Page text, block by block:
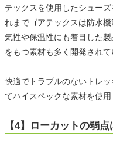
テックスを使用したシュー
れまでゴアテックスは防水
気性や保温性にも着目した
をもつ素材も多く開発されて
快適でトラブルのないトレ
てハイスペックな素材を使
【4】ローカットの弱